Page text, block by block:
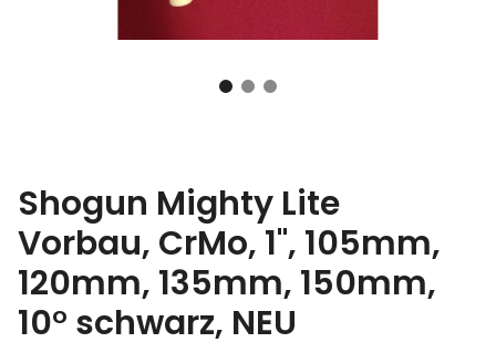
Shogun Mighty Lite
Vorbau, CrMo, 1", 105mm,
120mm, 135mm, 150mm,
10° schwarz, NEU